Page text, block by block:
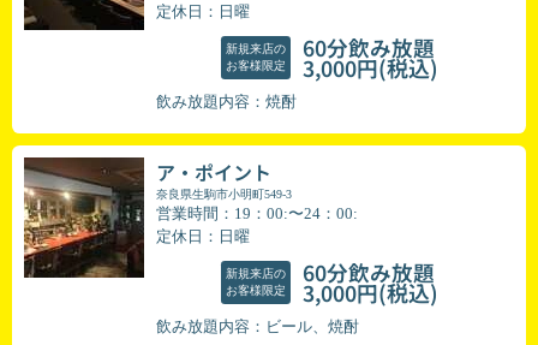
定休日：日曜
新規来店の
お客様限定
60分飲み放題
3,000円(税込)
飲み放題内容：焼酎
ア・ポイント
奈良県生駒市小明町549-3
営業時間：19：00:〜24：00:
定休日：日曜
新規来店の
お客様限定
60分飲み放題
3,000円(税込)
飲み放題内容：ビール、焼酎